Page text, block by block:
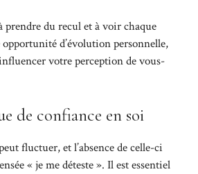
prendre du recul et à voir chaque
d’évolution personnelle,
influencer votre perception de vous-
de confiance en soi
fluctuer, et l’absence de celle-ci
« je me déteste ». Il est essentiel